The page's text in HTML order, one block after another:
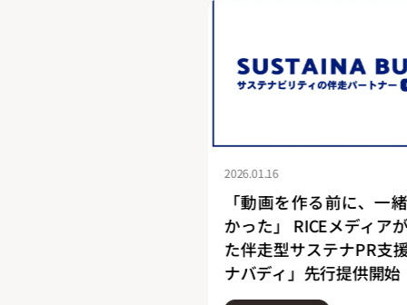
2025.10.02
RICEメディア、宮崎県
校生によるメディア『
ディア』伴奏支援をスタ